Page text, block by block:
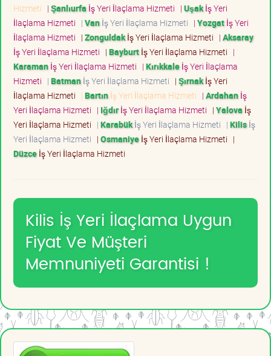
Hizmeti | Şanlıurfa İş Yeri İlaçlama Hizmeti | Uşakİş Yeri
İlaçlama Hizmeti | Vanİş Yeri İlaçlama Hizmeti | Yozgatİş Yeri
İlaçlama Hizmeti | Zonguldakİş Yeri İlaçlama Hizmeti | Aksaray
İş Yeri İlaçlama Hizmeti | Bayburtİş Yeri İlaçlama Hizmeti |
Karamanİş Yeri İlaçlama Hizmeti | Kırıkkaleİş Yeri İlaçlama
Hizmeti | Batmanİş Yeri İlaçlama Hizmeti | Şırnakİş Yeri
İlaçlama Hizmeti | Bartınİş Yeri İlaçlama Hizmeti | Ardahanİş
Yeri İlaçlama Hizmeti | Iğdırİş Yeri İlaçlama Hizmeti | Yalova İş
Yeri İlaçlama Hizmeti | Karabükİş Yeri İlaçlama Hizmeti | Kilisİş
Yeri İlaçlama Hizmeti | Osmaniyeİş Yeri İlaçlama Hizmeti |
Düzceİş Yeri İlaçlama Hizmeti
Kilis İş Yeri İlaçlama Uygun
Fiyat Ve Müşteri
Memnuniyeti Garantisi !